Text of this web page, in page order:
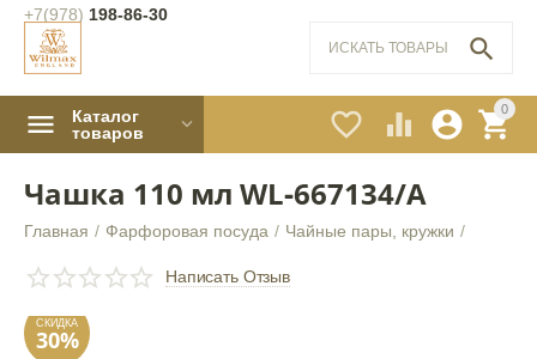
+7(978) 198-86-30
0


 

Каталог
товаров
Чашка 110 мл WL‑667134/A
Главная / Фарфоровая посуда / Чайные пары, кружки /
Написать Отзыв
30%